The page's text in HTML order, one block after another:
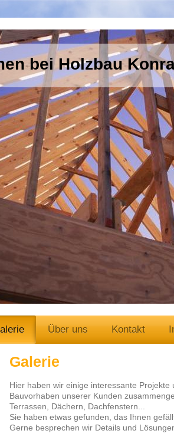
bei Holzbau
Über uns Kontakt
Galerie
Hier haben wir einige interessante
Bauvorhaben unserer Kunden
Terrassen, Dächern, Dachfenstern...
Sie haben etwas gefunden, das Ihnen
Gerne besprechen wir Details und